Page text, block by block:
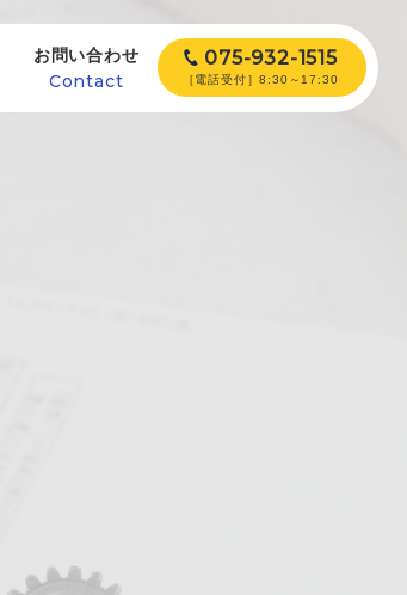
お問い合わせ
Contact
075-932-1515
［電話受付］8:30～17:30